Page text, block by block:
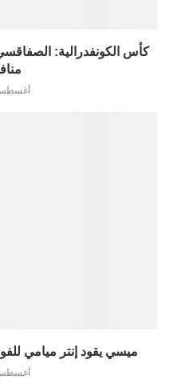
كأس الكونفدرالية:
أغسطس 6,
ميسي يقود إنتر ميامي
أغسطس 6,